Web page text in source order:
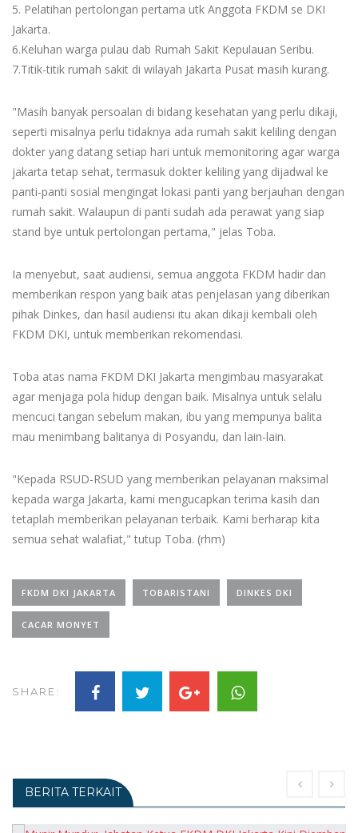
5. Pelatihan pertolongan pertama utk Anggota FKDM se DKI
Jakarta.
6.Keluhan warga pulau dab Rumah Sakit Kepulauan Seribu.
7.Titik-titik rumah sakit di wilayah Jakarta Pusat masih kurang.
"Masih banyak persoalan di bidang kesehatan yang perlu dikaji,
seperti misalnya perlu tidaknya ada rumah sakit keliling dengan
dokter yang datang setiap hari untuk memonitoring agar warga
jakarta tetap sehat, termasuk dokter keliling yang dijadwal ke
panti-panti sosial mengingat lokasi panti yang berjauhan dengan
rumah sakit. Walaupun di panti sudah ada perawat yang siap
stand bye untuk pertolongan pertama," jelas Toba.
Ia menyebut, saat audiensi, semua anggota FKDM hadir dan
memberikan respon yang baik atas penjelasan yang diberikan
pihak Dinkes, dan hasil audiensi itu akan dikaji kembali oleh
FKDM DKI, untuk memberikan rekomendasi.
Toba atas nama FKDM DKI Jakarta mengimbau masyarakat
agar menjaga pola hidup dengan baik. Misalnya untuk selalu
mencuci tangan sebelum makan, ibu yang mempunya balita
mau menimbang balitanya di Posyandu, dan lain-lain.
"Kepada RSUD-RSUD yang memberikan pelayanan maksimal
kepada warga Jakarta, kami mengucapkan terima kasih dan
tetaplah memberikan pelayanan terbaik. Kami berharap kita
semua sehat walafiat," tutup Toba. (rhm)
FKDM DKI JAKARTA TOBARISTANI DINKES DKI
CACAR MONYET
SHARE:
BERITA TERKAIT